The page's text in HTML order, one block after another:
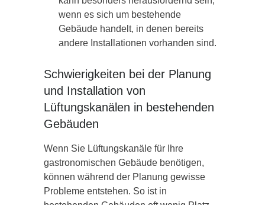
wenn es sich um bestehende
Gebäude handelt, in denen bereits
andere Installationen vorhanden sind.
Schwierigkeiten bei der Planung
und Installation von
Lüftungskanälen in bestehenden
Gebäuden
Wenn Sie Lüftungskanäle für Ihre
gastronomischen Gebäude benötigen,
können während der Planung gewisse
Probleme entstehen. So ist in